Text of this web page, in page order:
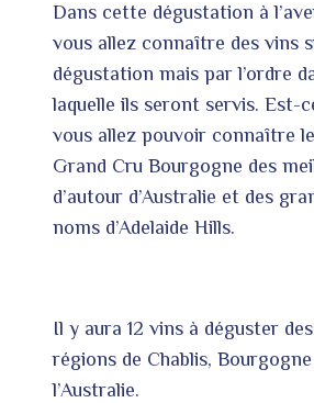
Dans cette dégustation à
vous allez connaître des vins
dégustation mais par l’ordre
laquelle ils seront servis. Est-
vous allez pouvoir connaître le
Grand Cru Bourgogne des
d’autour d’Australie et des
noms d’Adelaide Hills.
Il y aura 12 vins à déguster des
régions de Chablis,
l’Australie.